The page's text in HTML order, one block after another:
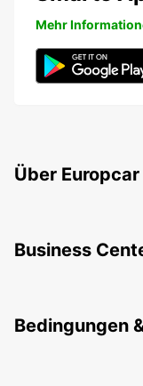
Mehr
Über
Business
Bedingungen